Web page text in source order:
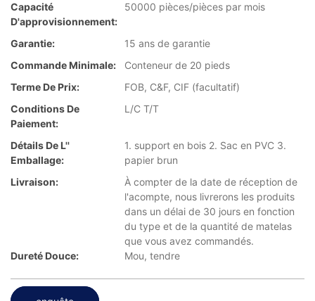
Capacité
D'approvisionnement:
50000 pièces/pièces par mois
Garantie:
15 ans de garantie
Commande Minimale:
Conteneur de 20 pieds
Terme De Prix:
FOB, C&F, CIF (facultatif)
Conditions De
Paiement:
L/C T/T
Détails De L''
Emballage:
1. support en bois 2. Sac en PVC 3.
papier brun
Livraison:
À compter de la date de réception de
l'acompte, nous livrerons les produits
dans un délai de 30 jours en fonction
du type et de la quantité de matelas
que vous avez commandés.
Dureté Douce:
Mou, tendre